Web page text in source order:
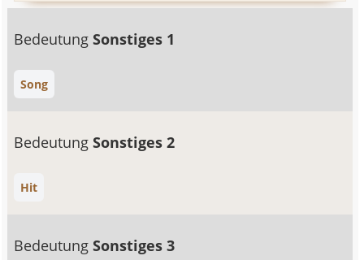
BedeutungSonstiges 1
Song
BedeutungSonstiges 2
Hit
BedeutungSonstiges 3